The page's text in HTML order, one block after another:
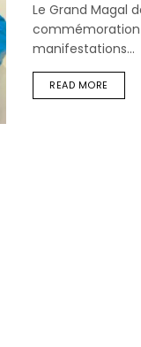
Le Grand Magal
commémoration
manifestations...
READ MORE